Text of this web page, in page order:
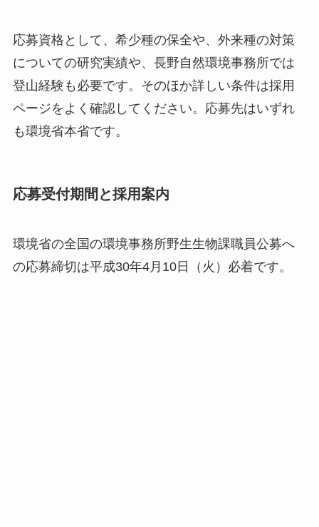
応募資格として、希少種の保全や、外来種の対策
についての研究実績や、長野自然環境事務所では
登山経験も必要です。そのほか詳しい条件は採用
ページをよく確認してください。応募先はいずれ
も環境省本省です。
応募受付期間と採用案内
環境省の全国の環境事務所野生生物課職員公募へ
の応募締切は平成30年4月10日（火）必着です。